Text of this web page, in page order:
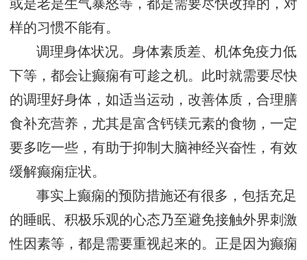
或是老是生气暴怒等，都是需要尽快改掉的，对
样的习惯不能有。
调理身体状况。身体素质差、机体免疫力低
下等，都会让癫痫有可趁之机。此时就需要尽快
的调理好身体，如适当运动，改善体质，合理膳
食补充营养，尤其是富含钙镁元素的食物，一定
要多吃一些，有助于抑制大脑神经兴奋性，有效
缓解癫痫症状。
事实上癫痫的预防措施还有很多，包括充足
的睡眠、积极乐观的心态乃至避免接触外界刺激
性因素等，都是需要重视起来的。正是因为癫痫